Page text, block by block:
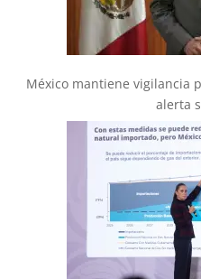
México mantiene vigilancia
alerta